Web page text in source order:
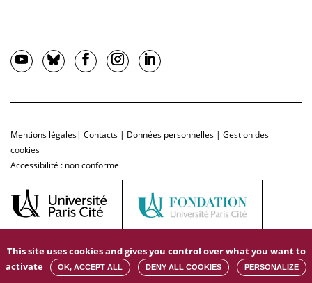
Mentions légales| Contacts | Données personnelles | Gestion des
cookies
Accessibilité : non conforme
This site uses cookies and gives you control over what you want to
activate
OK, ACCEPT ALL DENY ALL COOKIES PERSONALIZE